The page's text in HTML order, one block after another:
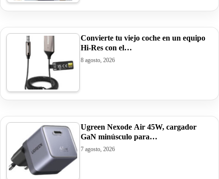
Convierte tu viejo coche en un equipo
Hi-Res con el…
8 agosto, 2026
Ugreen Nexode Air 45W, cargador
GaN minúsculo para…
7 agosto, 2026